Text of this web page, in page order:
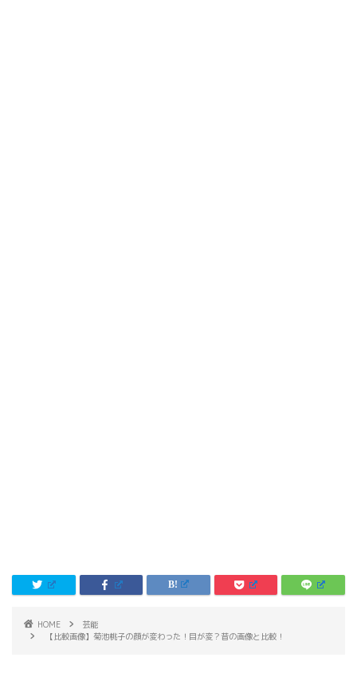
HOME
芸能
【比較画像】菊池桃子の顔が変わった！目が変？昔の画像と比較！